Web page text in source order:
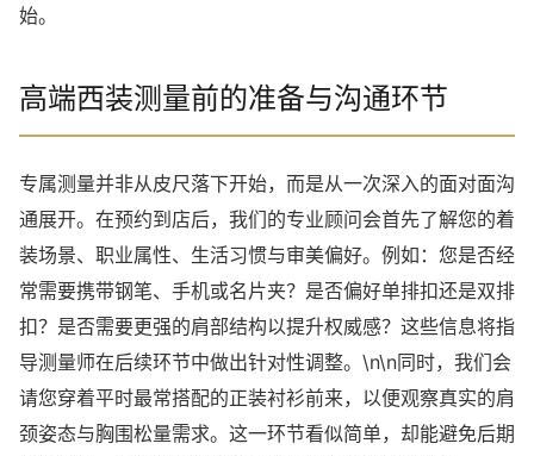
始。
高端西装测量前的准备与沟通环节
专属测量并非从皮尺落下开始，而是从一次深入的面对面沟
通展开。在预约到店后，我们的专业顾问会首先了解您的着
装场景、职业属性、生活习惯与审美偏好。例如：您是否经
常需要携带钢笔、手机或名片夹？是否偏好单排扣还是双排
扣？是否需要更强的肩部结构以提升权威感？这些信息将指
导测量师在后续环节中做出针对性调整。\n\n同时，我们会
请您穿着平时最常搭配的正装衬衫前来，以便观察真实的肩
颈姿态与胸围松量需求。这一环节看似简单，却能避免后期